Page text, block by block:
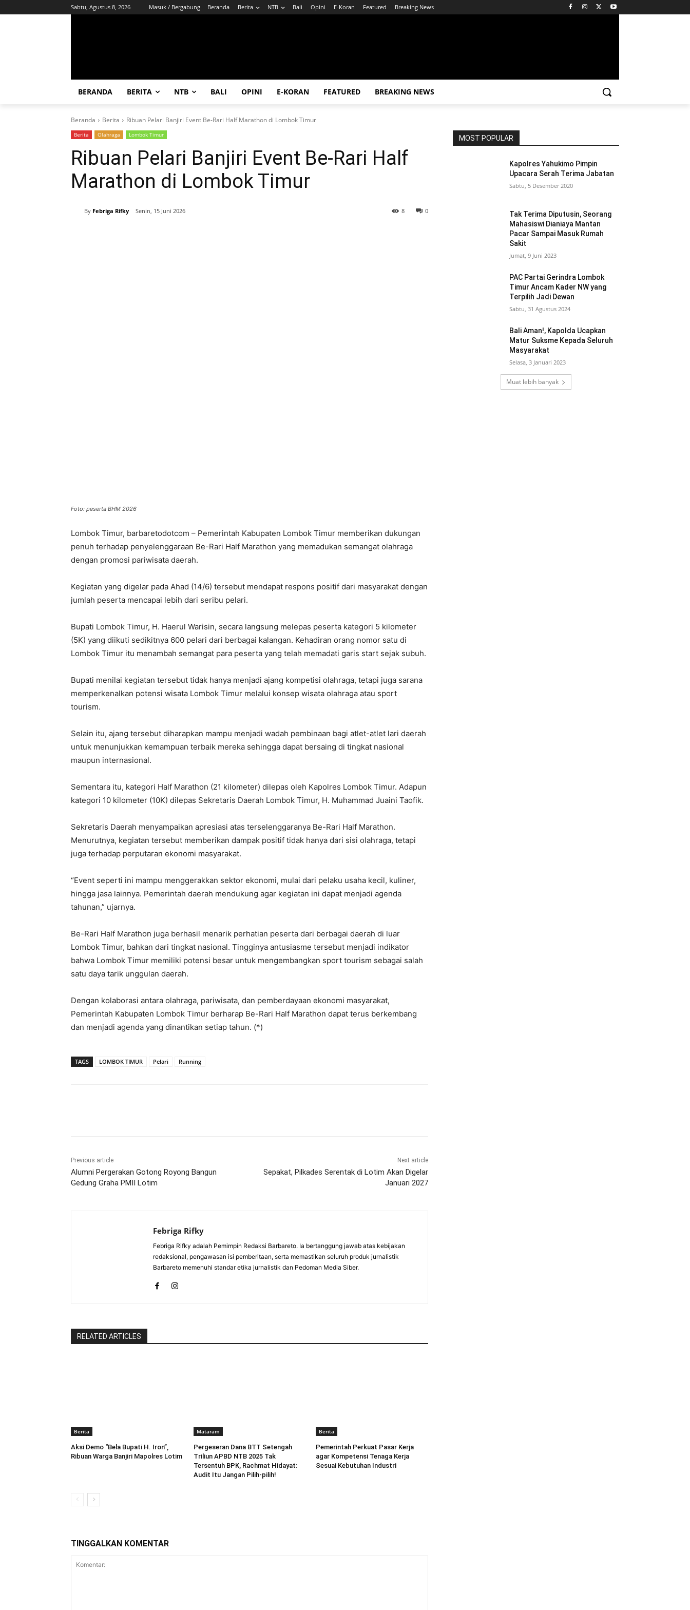
Sabtu, Agustus 8, 2026 Masuk / Bergabung Beranda Berita NTB Bali Opini E-Koran Featured Breaking News
BERANDA BERITA NTB BALI OPINI E-KORAN FEATURED BREAKING NEWS
Beranda Berita Ribuan Pelari Banjiri Event Be-Rari Half Marathon di Lombok Timur
Berita Olahraga Lombok Timur
Ribuan Pelari Banjiri Event Be-Rari Half
Marathon di Lombok Timur
By Febriga Rifky Senin, 15 Juni 2026 0
8
Foto: peserta BHM 2026
Lombok Timur, barbaretodotcom – Pemerintah Kabupaten Lombok Timur memberikan dukungan
penuh terhadap penyelenggaraan Be-Rari Half Marathon yang memadukan semangat olahraga
dengan promosi pariwisata daerah.
Kegiatan yang digelar pada Ahad (14/6) tersebut mendapat respons positif dari masyarakat dengan
jumlah peserta mencapai lebih dari seribu pelari.
Bupati Lombok Timur, H. Haerul Warisin, secara langsung melepas peserta kategori 5 kilometer
(5K) yang diikuti sedikitnya 600 pelari dari berbagai kalangan. Kehadiran orang nomor satu di
Lombok Timur itu menambah semangat para peserta yang telah memadati garis start sejak subuh.
Bupati menilai kegiatan tersebut tidak hanya menjadi ajang kompetisi olahraga, tetapi juga sarana
memperkenalkan potensi wisata Lombok Timur melalui konsep wisata olahraga atau sport
tourism.
Selain itu, ajang tersebut diharapkan mampu menjadi wadah pembinaan bagi atlet-atlet lari daerah
untuk menunjukkan kemampuan terbaik mereka sehingga dapat bersaing di tingkat nasional
maupun internasional.
Sementara itu, kategori Half Marathon (21 kilometer) dilepas oleh Kapolres Lombok Timur. Adapun
kategori 10 kilometer (10K) dilepas Sekretaris Daerah Lombok Timur, H. Muhammad Juaini Taofik.
Sekretaris Daerah menyampaikan apresiasi atas terselenggaranya Be-Rari Half Marathon.
Menurutnya, kegiatan tersebut memberikan dampak positif tidak hanya dari sisi olahraga, tetapi
juga terhadap perputaran ekonomi masyarakat.
“Event seperti ini mampu menggerakkan sektor ekonomi, mulai dari pelaku usaha kecil, kuliner,
hingga jasa lainnya. Pemerintah daerah mendukung agar kegiatan ini dapat menjadi agenda
tahunan,” ujarnya.
Be-Rari Half Marathon juga berhasil menarik perhatian peserta dari berbagai daerah di luar
Lombok Timur, bahkan dari tingkat nasional. Tingginya antusiasme tersebut menjadi indikator
bahwa Lombok Timur memiliki potensi besar untuk mengembangkan sport tourism sebagai salah
satu daya tarik unggulan daerah.
Dengan kolaborasi antara olahraga, pariwisata, dan pemberdayaan ekonomi masyarakat,
Pemerintah Kabupaten Lombok Timur berharap Be-Rari Half Marathon dapat terus berkembang
dan menjadi agenda yang dinantikan setiap tahun. (*)
TAGS LOMBOK TIMUR Pelari Running
Previous article
Alumni Pergerakan Gotong Royong Bangun
Gedung Graha PMII Lotim
Next article
Sepakat, Pilkades Serentak di Lotim Akan Digelar
Januari 2027
Febriga Rifky
Febriga Rifky adalah Pemimpin Redaksi Barbareto. Ia bertanggung jawab atas kebijakan
redaksional, pengawasan isi pemberitaan, serta memastikan seluruh produk jurnalistik
Barbareto memenuhi standar etika jurnalistik dan Pedoman Media Siber.
RELATED ARTICLES
Berita
Aksi Demo “Bela Bupati H. Iron”,
Ribuan Warga Banjiri Mapolres Lotim
Mataram
Pergeseran Dana BTT Setengah
Triliun APBD NTB 2025 Tak
Tersentuh BPK, Rachmat Hidayat:
Audit Itu Jangan Pilih-pilih!
Berita
Pemerintah Perkuat Pasar Kerja
agar Kompetensi Tenaga Kerja
Sesuai Kebutuhan Industri
TINGGALKAN KOMENTAR
MOST POPULAR
Kapolres Yahukimo Pimpin
Upacara Serah Terima Jabatan
Sabtu, 5 Desember 2020
Tak Terima Diputusin, Seorang
Mahasiswi Dianiaya Mantan
Pacar Sampai Masuk Rumah
Sakit
Jumat, 9 Juni 2023
PAC Partai Gerindra Lombok
Timur Ancam Kader NW yang
Terpilih Jadi Dewan
Sabtu, 31 Agustus 2024
Bali Aman!, Kapolda Ucapkan
Matur Suksme Kepada Seluruh
Masyarakat
Selasa, 3 Januari 2023
Muat lebih banyak